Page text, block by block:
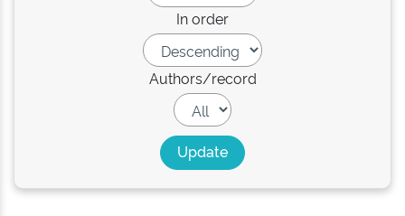
In order
Authors/record